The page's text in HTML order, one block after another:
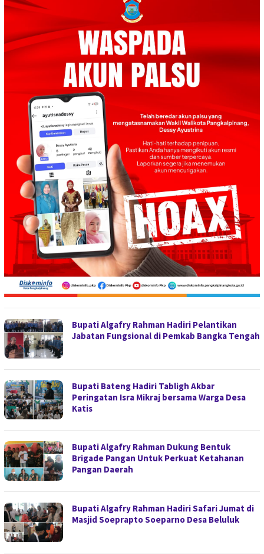
Bupati Algafry Rahman Hadiri Pelantikan
Jabatan Fungsional di Pemkab Bangka Tengah
Bupati Bateng Hadiri Tabligh Akbar
Peringatan Isra Mikraj bersama Warga Desa
Katis
Bupati Algafry Rahman Dukung Bentuk
Brigade Pangan Untuk Perkuat Ketahanan
Pangan Daerah
Bupati Algafry Rahman Hadiri Safari Jumat di
Masjid Soeprapto Soeparno Desa Beluluk